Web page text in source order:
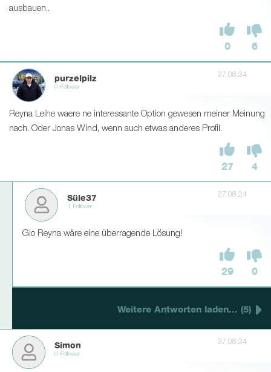
ausbauen..
0 6
purzelpilz
0 Follower
27.08.24
Reyna Leihe waere ne interessante Option gewesen meiner Meinung
nach. Oder Jonas Wind, wenn auch etwas anderes Profil.
27 4
Süle37
1 Follower
27.08.24
Gio Reyna wäre eine überragende Lösung!
29 0
Weitere Antworten laden... (5)
Simon
0 Follower
27.08.24